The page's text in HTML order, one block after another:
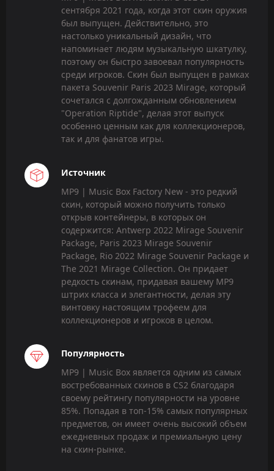
сентября 2021 года, когда этот скин оружия
был выпущен. Действительно, это
настолько уникальный дизайн, что
напоминает людям музыкальную шкатулку,
поэтому он быстро завоевал популярность
среди игроков. Скин был выпущен в рамках
пакета Souvenir Paris 2023 Mirage, который
сочетался с долгожданным обновлением
"Operation Riptide", делая этот выпуск
особенно ценным как для коллекционеров,
так и для фанатов игры.
Источник
MP9 | Music Box Factory New - это редкий
скин, который можно получить только
открыв контейнеры, в которых он
содержится: Antwerp 2022 Mirage Souvenir
Package, Paris 2023 Mirage Souvenir
Package, Rio 2022 Mirage Souvenir Package и
The 2021 Mirage Collection. Он придает
редкость скинам, придавая вашему MP9
штрих класса и элегантности, делая эту
винтовку настоящим трофеем для
коллекционеров и игроков в целом.
Популярность
MP9 | Music Box является одним из самых
востребованных скинов в CS2 благодаря
своему рейтингу популярности на уровне
85%. Попадая в топ-15% самых популярных
предметов, он имеет очень высокий объем
ежедневных продаж и премиальную цену
на скин-рынке.